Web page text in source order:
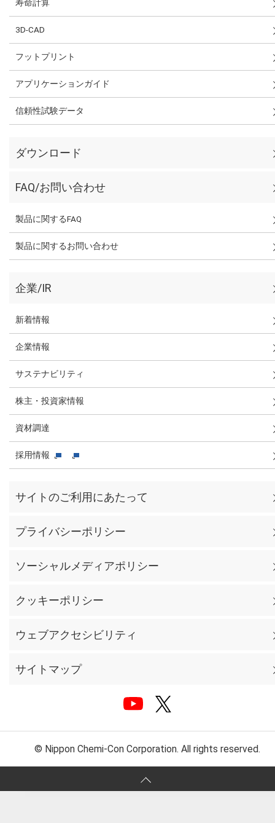
寿命計算
3D-CAD
フットプリント
アプリケーションガイド
信頼性試験データ
ダウンロード
FAQ/お問い合わせ
製品に関するFAQ
製品に関するお問い合わせ
企業/IR
新着情報
企業情報
サステナビリティ
株主・投資家情報
資材調達
採用情報
サイトのご利用にあたって
プライバシーポリシー
ソーシャルメディアポリシー
クッキーポリシー
ウェブアクセシビリティ
サイトマップ
© Nippon Chemi-Con Corporation. All rights reserved.